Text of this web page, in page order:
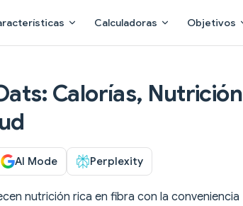
Calculadoras Objetivos
Calorías, Nutrición
AI Mode Perplexity
nutrición rica en fibra con la conveniencia